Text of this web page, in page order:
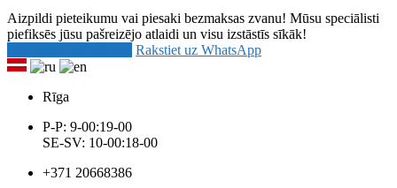
Aizpildi pieteikumu vai piesaki bezmaksas zvanu! Mūsu speciālisti
piefiksēs jūsu pašreizējo atlaidi un visu izstāstīs sīkāk!
Rakstiet uz WhatsApp
Rīga
P-P: 9-00:19-00
SE-SV: 10-00:18-00
+371 20668386